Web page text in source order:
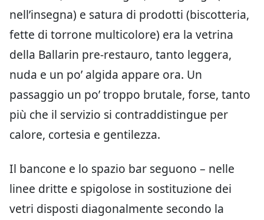
nell’insegna) e satura di prodotti (biscotteria,
fette di torrone multicolore) era la vetrina
della Ballarin pre-restauro, tanto leggera,
nuda e un po’ algida appare ora. Un
passaggio un po’ troppo brutale, forse, tanto
più che il servizio si contraddistingue per
calore, cortesia e gentilezza.
Il bancone e lo spazio bar seguono – nelle
linee dritte e spigolose in sostituzione dei
vetri disposti diagonalmente secondo la